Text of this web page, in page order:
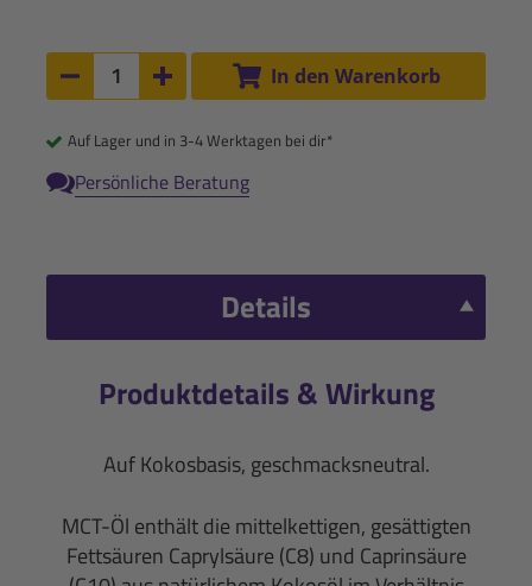
Anzahl:
Anzahl um 1 verringern
Anzahl um 1 erhöhen
In den Warenkorb
Auf Lager und in 3-4 Werktagen bei dir*
Persönliche Beratung
Details
Produktdetails & Wirkung
Auf Kokosbasis, geschmacksneutral.
MCT-Öl enthält die mittelkettigen, gesättigten
Fettsäuren Caprylsäure (C8) und Caprinsäure